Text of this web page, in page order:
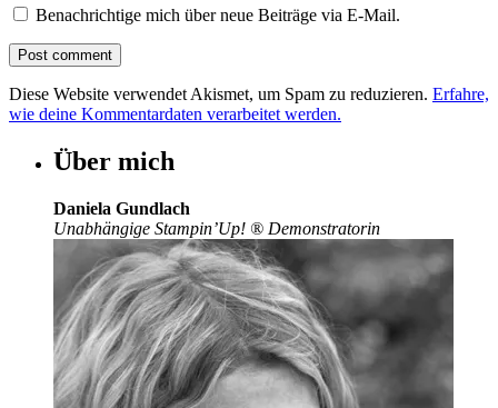
Benachrichtige mich über neue Beiträge via E-Mail.
Diese Website verwendet Akismet, um Spam zu reduzieren. Erfahre,
wie deine Kommentardaten verarbeitet werden.
Über mich
Daniela Gundlach
Unabhängige Stampin’Up! ® Demonstratorin